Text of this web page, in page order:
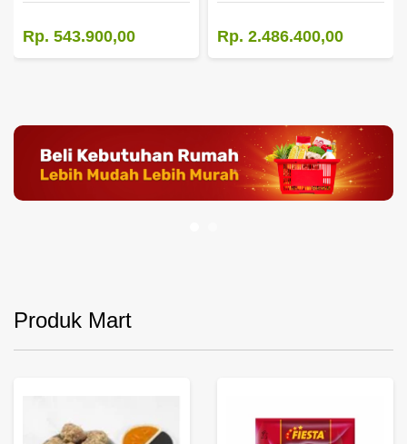
Rp. 543.900,00 Rp. 2.486.400,00
Produk Mart